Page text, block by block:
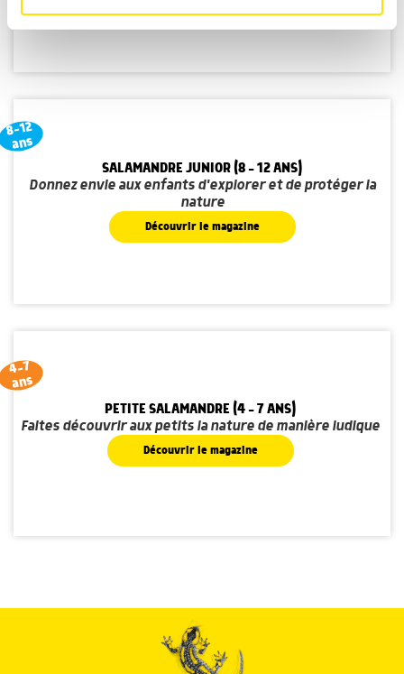
médias sociaux et d'analyser notre trafic. Nous
services.
8-12
ans
SALAMANDRE JUNIOR (8 - 12 ANS)
Donnez envie aux enfants d'explorer et de protéger la
nature
Découvrir le magazine
4-7
ans
PETITE SALAMANDRE (4 - 7 ANS)
Faites découvrir aux petits la nature de manière ludique
Découvrir le magazine